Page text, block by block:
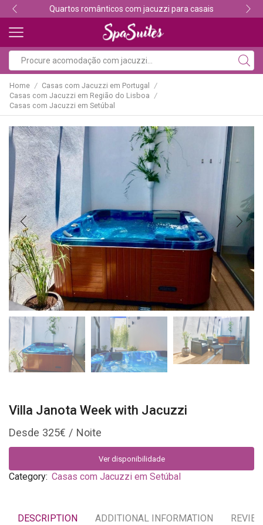
casais Descubra os melhores alojamentos
Home / Casas com Jacuzzi em Portugal /
Casas com Jacuzzi em Região do Lisboa /
Casas com Jacuzzi em Setúbal
Villa Janota Week with Jacuzzi
325€
Ver disponibilidade
Category: Casas com Jacuzzi em Setúbal
DESCRIPTION ADDITIONAL INFORMATION